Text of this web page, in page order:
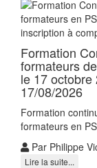
Formation
formateurs
le 17
17/08/2026
Formation
formateurs en
Par Philippe
Lire la suite...